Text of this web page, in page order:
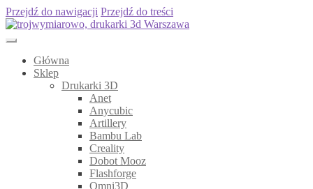
Przejdź do nawigacji Przejdź do treści
Główna
Sklep
Drukarki 3D
Anet
Anycubic
Artillery
Bambu Lab
Creality
Dobot Mooz
Flashforge
Omni3D